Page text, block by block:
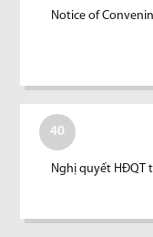
Notice of
40
Nghị quyết HĐQT